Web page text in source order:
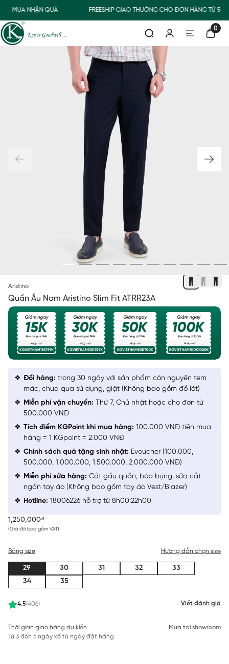
MUA NHẬN QUÀ FREESHIP GIAO THƯỜNG CHO ĐƠN HÀNG TỪ
0
Aristino
Quần Âu Nam Aristino Slim Fit ATRR23A
1,250,000₫
(Giá đã bao gồm VAT)
4.5(406) Viết đánh giá
Bảng size Hướng dẫn chọn size
29 30 31 32
33
34
35
Thời gian giao hàng dự kiến
Từ 3 đến 5 ngày kể từ ngày đặt hàng
Mua tại showroom
Đổi hàng: trong 30 ngày với sản phẩm còn nguyên tem
mác, chưa qua sử dụng, giặt (Không bao gồm đồ lót)
Miễn phí vận chuyển: Thứ 7, Chủ nhật hoặc cho đơn từ
500.000 VNĐ
Tích điểm KGPoint khi mua hàng: 100.000 VNĐ tiền mua
hàng = 1 KGpoint = 2.000 VNĐ
Chính sách quà tặng sinh nhật: Evoucher (100.000,
500.000, 1.000.000, 1.500.000, 2.000.000 VNĐ)
Miễn phí sửa hàng: Cắt gấu quần, bóp bụng, sửa cắt
ngắn tay áo (Không bao gồm tay áo Vest/Blazer)
Hotline: 18006226 hỗ trợ từ 8h00:22h00